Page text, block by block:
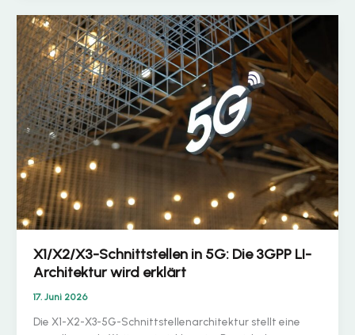
LIMS
(Lawful
Interception
Management
System)
zu
achten?
X1/X2/X3-Schnittstellen in 5G: Die 3GPP LI-
Architektur wird erklärt
17. Juni 2026
Die X1-X2-X3-5G-Schnittstellenarchitektur stellt eine